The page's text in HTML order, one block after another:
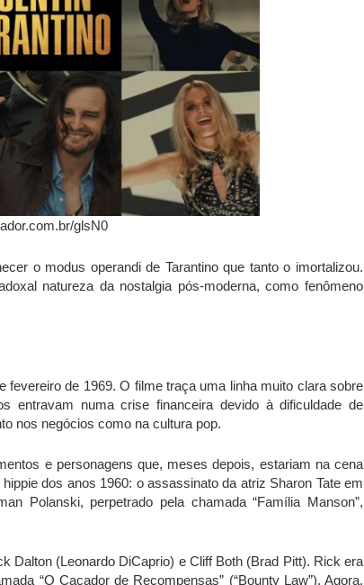
glsN0
o modus operandi de Tarantino que tanto o imortalizou.
natureza da nostalgia pós-moderna, como fenômeno
fevereiro de 1969. O filme traça uma linha muito clara sobre
entravam numa crise financeira devido à dificuldade de
nos negócios como na cultura pop.
e personagens que, meses depois, estariam na cena
dos anos 1960: o assassinato da atriz Sharon Tate em
Polanski, perpetrado pela chamada “Família Manson”,
Dalton (Leonardo DiCaprio) e Cliff Both (Brad Pitt). Rick era
“O Caçador de Recompensas” (“Bounty Law”). Agora,